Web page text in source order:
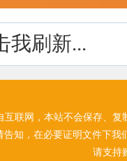
我刷新...
互联网，本站不会保存、
知，在必要证明文件下
请支持